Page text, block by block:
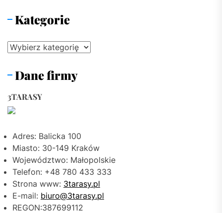
Kategorie
Kategorie
Dane firmy
3TARASY
Adres: Balicka 100
Miasto: 30-149 Kraków
Województwo: Małopolskie
Telefon: +48 780 433 333
Strona www: 3tarasy.pl
E-mail: biuro@3tarasy.pl
REGON:387699112